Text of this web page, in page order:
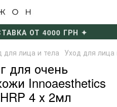
ОТ 4000 ГРН ✦
для лица и тела Уход для лица
для очень
Innoaesthetics
4 х 2мл